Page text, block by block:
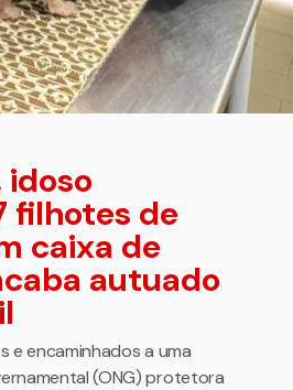
idoso
filhotes de
caixa de
autuado
e encaminhados a uma
(ONG) protetora